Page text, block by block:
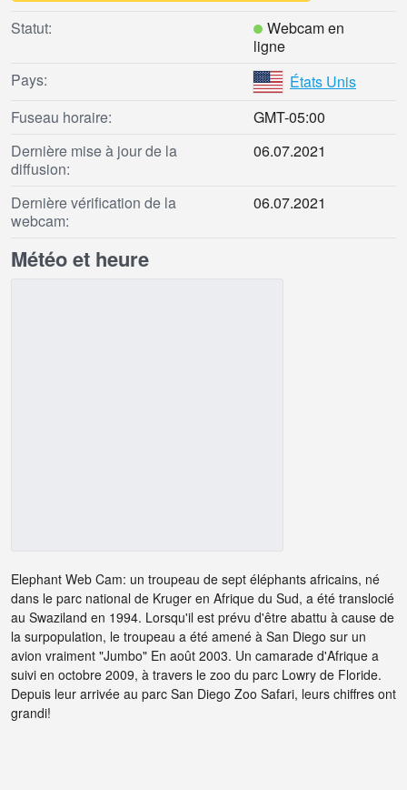
Statut:
Webcam en
ligne
Pays:
États Unis
Fuseau horaire:
GMT-05:00
Dernière mise à jour de la
diffusion:
06.07.2021
Dernière vérification de la
webcam:
06.07.2021
Météo et heure
Elephant Web Cam: un troupeau de sept éléphants africains, né
dans le parc national de Kruger en Afrique du Sud, a été translocié
au Swaziland en 1994. Lorsqu'il est prévu d'être abattu à cause de
la surpopulation, le troupeau a été amené à San Diego sur un
avion vraiment "Jumbo" En août 2003. Un camarade d'Afrique a
suivi en octobre 2009, à travers le zoo du parc Lowry de Floride.
Depuis leur arrivée au parc San Diego Zoo Safari, leurs chiffres ont
grandi!